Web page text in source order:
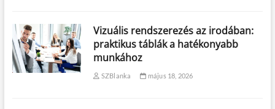
Vizuális rendszerezés az irodában:
praktikus táblák a hatékonyabb
munkához
SZBlanka május 18, 2026